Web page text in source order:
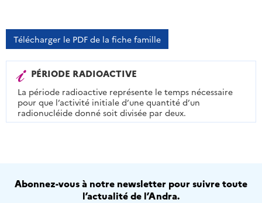
Télécharger le PDF de la fiche famille
PÉRIODE RADIOACTIVE
La période radioactive représente le temps nécessaire
pour que l’activité initiale d’une quantité d’un
radionucléide donné soit divisée par deux.
Abonnez-vous à notre newsletter pour suivre toute
l’actualité de l’Andra.